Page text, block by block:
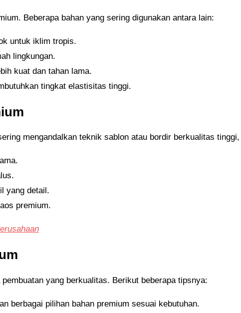
Beberapa bahan yang sering digunakan antara lain:
untuk iklim tropis.
lingkungan.
kuat dan tahan lama.
tingkat elastisitas tinggi.
mengandalkan teknik sablon atau bordir berkualitas
yang detail.
premium.
yang berkualitas. Berikut beberapa tipsnya:
berbagai pilihan bahan premium sesuai kebutuhan.